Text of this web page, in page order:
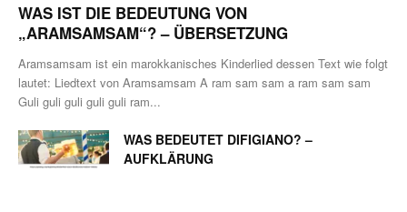
WAS IST DIE BEDEUTUNG VON
„ARAMSAMSAM“? – ÜBERSETZUNG
Aramsamsam ist ein marokkanisches Kinderlied dessen Text wie folgt
lautet: Liedtext von Aramsamsam A ram sam sam a ram sam sam
Guli guli guli guli guli ram...
WAS BEDEUTET DIFIGIANO? –
AUFKLÄRUNG